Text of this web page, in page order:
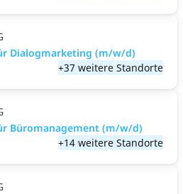
Dialogmarketing (m/w/d)
+37 weitere Standorte
Büromanagement (m/w/d)
+14 weitere Standorte